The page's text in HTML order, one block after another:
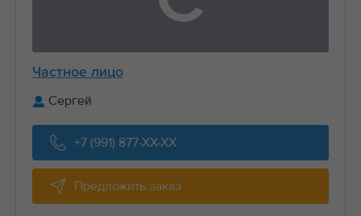
Частное лицо
Сергей
+7 (991) 877-XX-XX
Предложить заказ